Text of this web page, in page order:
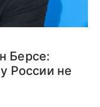
Берсе:
России не